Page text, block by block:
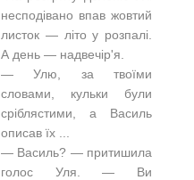
несподівано впав жовтий
листок — літо у розпалі.
А день — надвечір'я.
— Улю, за твоїми
словами, кульки були
сріблястими, а Василь
описав їх ...
— Василь? — притишила
голос Уля. — Ви